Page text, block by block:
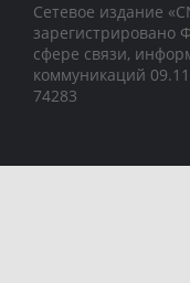
Сетевое издание
зарегистрировано
сфере связи,
коммуникаций
74283